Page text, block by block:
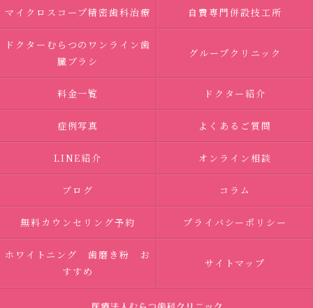
マイクロスコープ精密歯科治療 自費専門併設技工所
ドクターむらつのワンライン歯
臓ブラシ
グループクリニック
料金一覧 ドクター紹介
症例写真 よくあるご質問
LINE紹介 オンライン相談
ブログ コラム
無料カウンセリング予約 プライバシーポリシー
ホワイトニング 歯磨き粉 お
すすめ
サイトマップ